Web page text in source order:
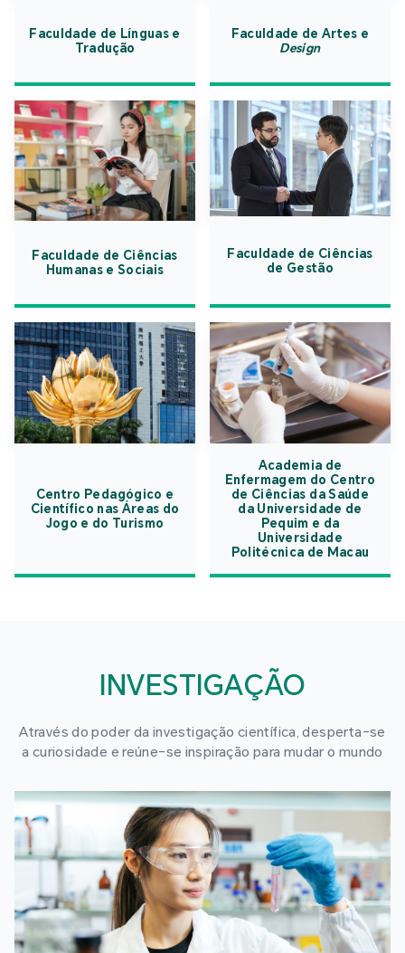
Faculdade de Línguas e
Tradução
Faculdade de Artes e
Design
Faculdade de Ciências
Humanas e Sociais
Faculdade de Ciências
de Gestão
Centro Pedagógico e
Científico nas Áreas do
Jogo e do Turismo
Academia de
Enfermagem do Centro
de Ciências da Saúde
da Universidade de
Pequim e da
Universidade
Politécnica de Macau
INVESTIGAÇÃO
Através do poder da investigação científica, desperta-se
a curiosidade e reúne-se inspiração para mudar o mundo